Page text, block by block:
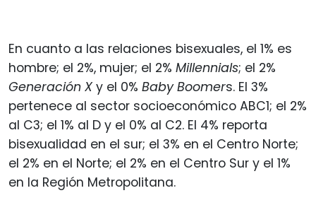
En cuanto a las relaciones bisexuales, el 1% es
hombre; el 2%, mujer; el 2% Millennials; el 2%
Generación Xy el 0% Baby Boomers. El 3%
pertenece al sector socioeconómico ABC1; el 2%
al C3; el 1% al D y el 0% al C2. El 4% reporta
bisexualidad en el sur; el 3% en el Centro Norte;
el 2% en el Norte; el 2% en el Centro Sur y el 1%
en la Región Metropolitana.